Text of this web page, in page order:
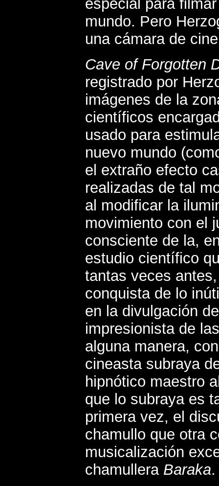
especial para
mundo. Pero
una cámara de
Cave of Forgotten
registrado por
imágenes de la
científicos
usado para
nuevo mundo
el extraño efecto
realizadas de tal
al modificar la
movimiento con el
consciente de la,
estudio científico
tantas veces
conquista de lo
en la divulgación
impresionista de
alguna manera,
cineasta subraya
hipnótico maestro
que lo subraya es
primera vez, el
chamullo que otra
musicalización
chamullera Baraka.